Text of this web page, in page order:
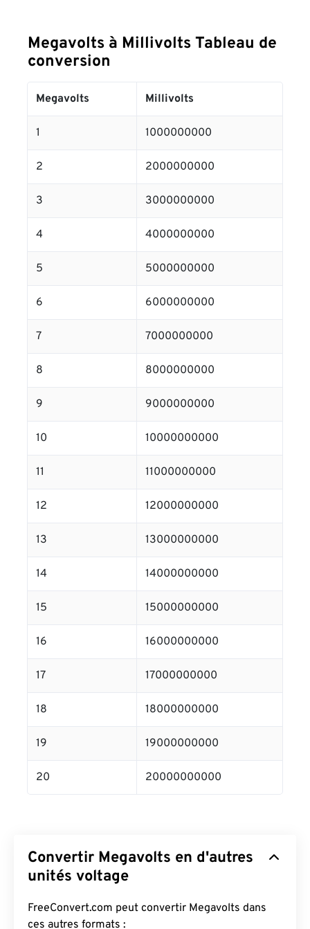
Megavolts à Millivolts Tableau de
conversion
Megavolts Millivolts
1 1000000000
2 2000000000
3 3000000000
4 4000000000
5 5000000000
6 6000000000
7 7000000000
8 8000000000
9 9000000000
10 10000000000
11 11000000000
12 12000000000
13 13000000000
14 14000000000
15 15000000000
16 16000000000
17 17000000000
18 18000000000
19 19000000000
20 20000000000
Convertir Megavolts en d'autres
unités voltage
FreeConvert.com peut convertir Megavolts dans
ces autres formats :